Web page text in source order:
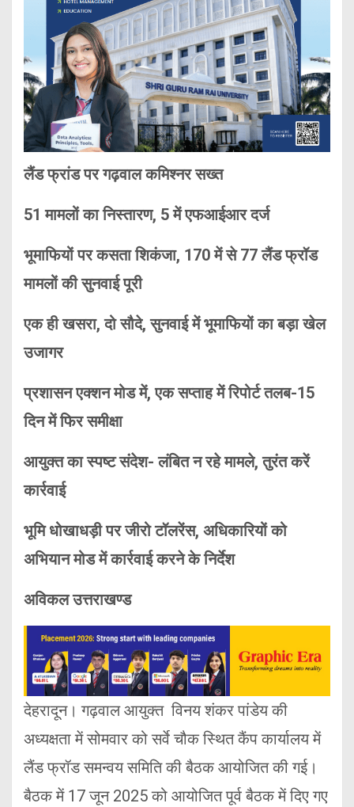
लैंड फ्रांड पर गढ़वाल कमिश्नर सख्त
51 मामलों का निस्तारण, 5 में एफआईआर दर्ज
भूमाफियों पर कसता शिकंजा, 170 में से 77 लैंड फ्रॉड
मामलों की सुनवाई पूरी
एक ही खसरा, दो सौदे, सुनवाई में भूमाफियों का बड़ा खेल
उजागर
प्रशासन एक्शन मोड में, एक सप्ताह में रिपोर्ट तलब-15
दिन में फिर समीक्षा
आयुक्त का स्पष्ट संदेश- लंबित न रहे मामले, तुरंत करें
कार्रवाई
भूमि धोखाधड़ी पर जीरो टॉलरेंस, अधिकारियों को
अभियान मोड में कार्रवाई करने के निर्देश
अविकल उत्तराखण्ड
देहरादून। गढ़वाल आयुक्त विनय शंकर पांडेय की
अध्यक्षता में सोमवार को सर्वे चौक स्थित कैंप कार्यालय में
लैंड फ्रॉड समन्वय समिति की बैठक आयोजित की गई।
बैठक में 17 जून 2025 को आयोजित पूर्व बैठक में दिए गए